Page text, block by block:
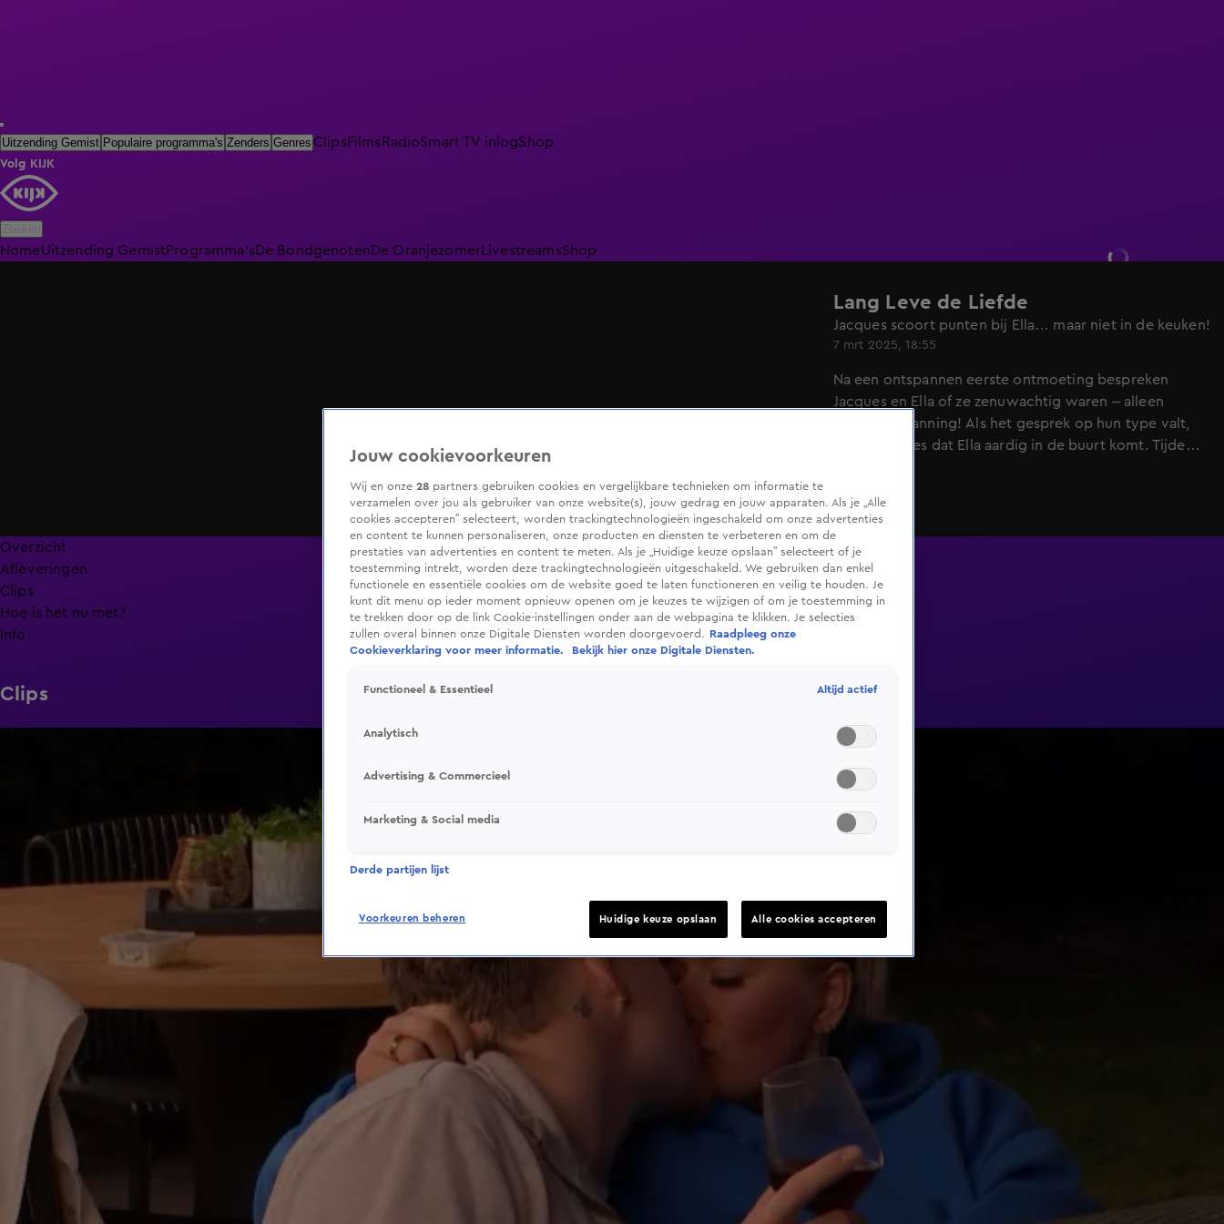
Uitzending Gemist Populaire programma's Zenders Genres ClipsFilmsRadioSmart TV inlogShop
Volg KIJK
HomeUitzending GemistProgramma'sDe BondgenotenDe Oranjezomer LivestreamsShop
Lang Leve de Liefde
Jacques scoort punten bij Ella… maar niet in de keuken!
7 mrt 2025, 18:55
Na een ontspannen eerste ontmoeting bespreken
Jacques en Ella of ze zenuwachtig waren – alleen
gezonde spanning! Als het gesprek op hun type valt,
grapt Jacques dat Ella aardig in de buurt komt. Tijdens
werkt. In bed trekt ze haar slaapmasker met "Wake me
when it's Fri-day" op — met ‘fri’ als frietjes, want
vrijdag is patat dag! op, waarop Jacques lachend
opmerkt: "Ik begin te denken dat jij niet helemaal
spoort!" De volgende ochtend probeert Jacques eitjes
te koken, maar zonder Ella’s hulp blijkt zelfs de
Overzicht
Afleveringen
Clips
Hoe is het nu met?
Info
Clips
Jouw cookievoorkeuren
Wij en onze 28 partners gebruiken cookies en vergelijkbare technieken om informatie te
verzamelen over jou als gebruiker van onze website(s), jouw gedrag en jouw apparaten. Als je „Alle
cookies accepteren” selecteert, worden trackingtechnologieën ingeschakeld om onze advertenties
en content te kunnen personaliseren, onze producten en diensten te verbeteren en om de
prestaties van advertenties en content te meten. Als je „Huidige keuze opslaan” selecteert of je
toestemming intrekt, worden deze trackingtechnologieën uitgeschakeld. We gebruiken dan enkel
functionele en essentiële cookies om de website goed te laten functioneren en veilig te houden. Je
kunt dit menu op ieder moment opnieuw openen om je keuzes te wijzigen of om je toestemming in
te trekken door op de link Cookie-instellingen onder aan de webpagina te klikken. Je selecties
zullen overal binnen onze Digitale Diensten worden doorgevoerd.
Raadpleeg onze
Cookieverklaring voor meer informatie.
Bekijk hier onze Digitale Diensten.
Functioneel & Essentieel Altijd actief
Analytisch
Advertising & Commercieel
Marketing & Social media
Derde partijen lijst
Voorkeuren beheren Huidige keuze opslaan Alle cookies accepteren